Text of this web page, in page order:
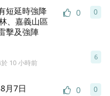
短延時強降
、嘉義山區
擊及強陣
0
10 小時前
6
0
月7日 0 0